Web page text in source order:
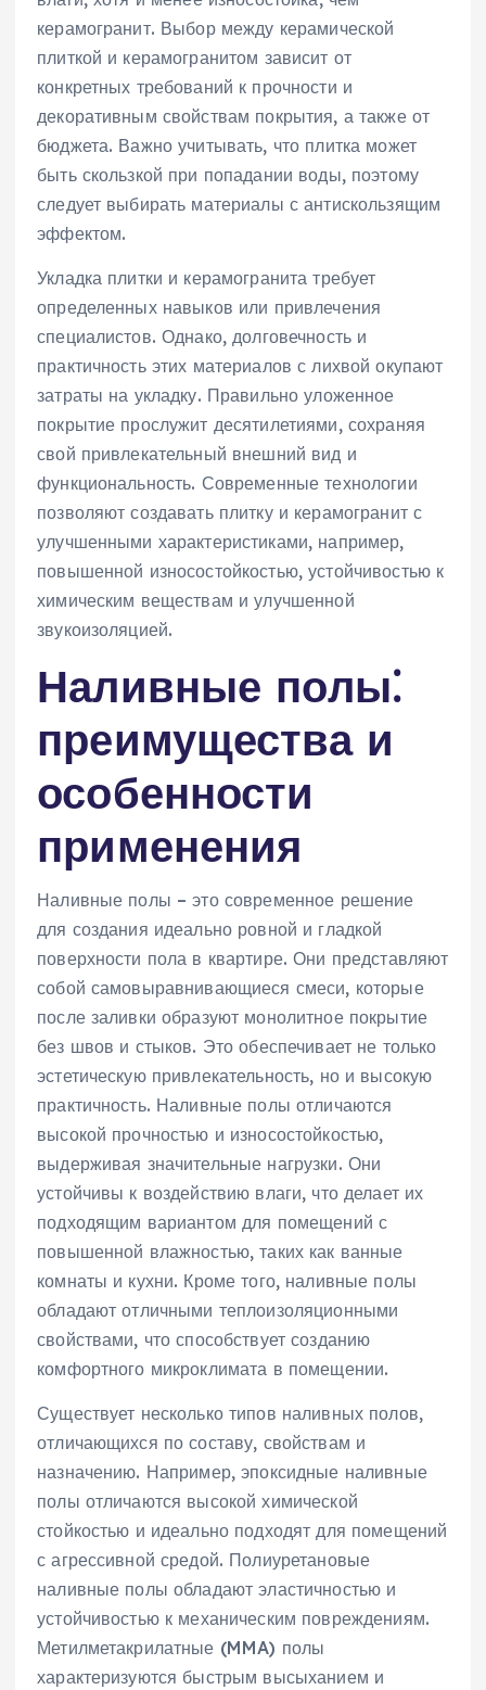
керамогранит. Выбор между керамической
плиткой и керамогранитом зависит от
конкретных требований к прочности и
декоративным свойствам покрытия, а также от
бюджета. Важно учитывать, что плитка может
быть скользкой при попадании воды, поэтому
следует выбирать материалы с антискользящим
эффектом.
Укладка плитки и керамогранита требует
определенных навыков или привлечения
специалистов. Однако, долговечность и
практичность этих материалов с лихвой окупают
затраты на укладку. Правильно уложенное
покрытие прослужит десятилетиями, сохраняя
свой привлекательный внешний вид и
функциональность. Современные технологии
позволяют создавать плитку и керамогранит с
улучшенными характеристиками, например,
повышенной износостойкостью, устойчивостью к
химическим веществам и улучшенной
звукоизоляцией.
Наливные полы⁚
преимущества и
особенности
применения
Наливные полы – это современное решение
для создания идеально ровной и гладкой
поверхности пола в квартире. Они представляют
собой самовыравнивающиеся смеси, которые
после заливки образуют монолитное покрытие
без швов и стыков. Это обеспечивает не только
эстетическую привлекательность, но и высокую
практичность. Наливные полы отличаются
высокой прочностью и износостойкостью,
выдерживая значительные нагрузки. Они
устойчивы к воздействию влаги, что делает их
подходящим вариантом для помещений с
повышенной влажностью, таких как ванные
комнаты и кухни. Кроме того, наливные полы
обладают отличными теплоизоляционными
свойствами, что способствует созданию
комфортного микроклимата в помещении.
Существует несколько типов наливных полов,
отличающихся по составу, свойствам и
назначению. Например, эпоксидные наливные
полы отличаются высокой химической
стойкостью и идеально подходят для помещений
с агрессивной средой. Полиуретановые
наливные полы обладают эластичностью и
устойчивостью к механическим повреждениям.
Метилметакрилатные (MMA) полы
характеризуются быстрым высыханием и